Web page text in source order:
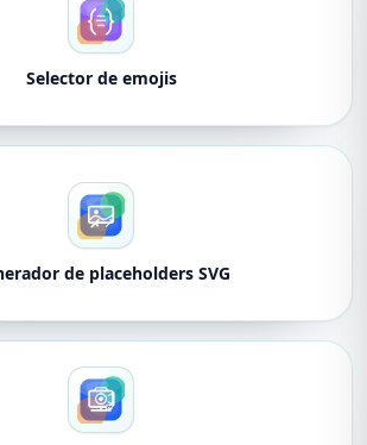
Selector de emojis
de placeholders SVG